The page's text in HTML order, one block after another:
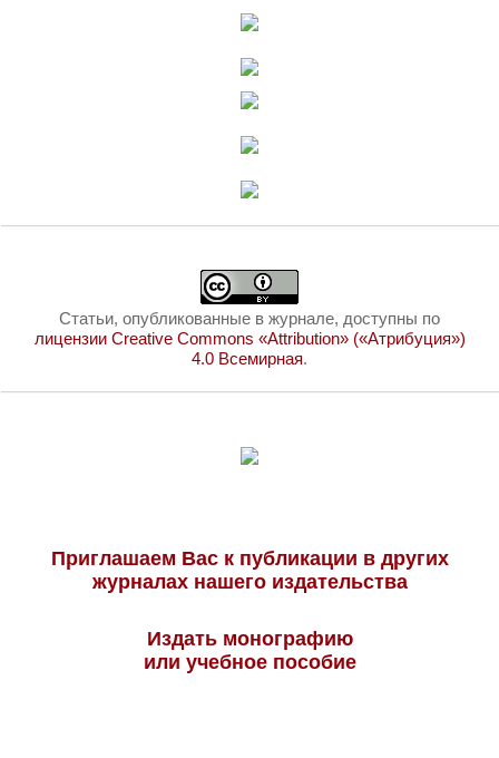
Статьи, опубликованные в журнале, доступны по
лицензии Creative Commons «Attribution» («Атрибуция»)
4.0 Всемирная.
Приглашаем Вас к публикации в других
журналах нашего издательства
Издать монографию
или учебное пособие